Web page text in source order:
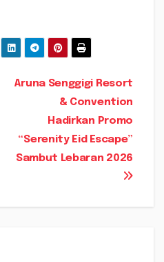
Aruna Senggigi Resort
& Convention
Hadirkan Promo
“Serenity Eid Escape”
Sambut Lebaran 2026